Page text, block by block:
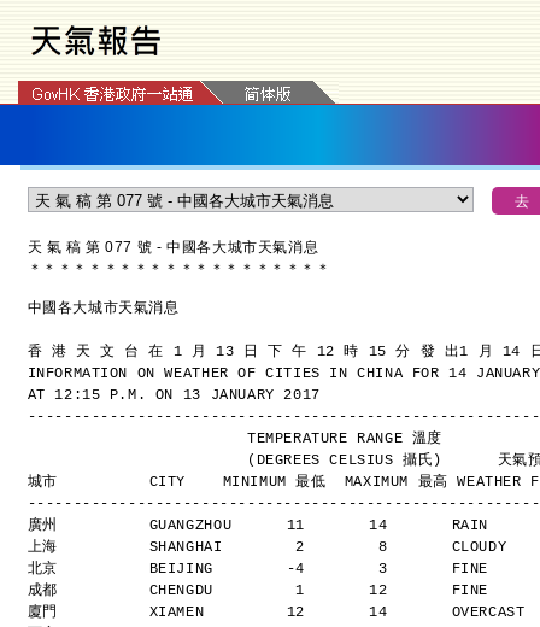
天 氣 稿 第 077 號 - 中國各大城市天氣消息
＊ ＊ ＊ ＊ ＊ ＊ ＊ ＊ ＊ ＊ ＊ ＊ ＊ ＊ ＊ ＊ ＊ ＊ ＊ ＊
中國各大城市天氣消息
香 港 天 文 台 在 1 月 13 日 下 午 12 時 15 分 發 出1 月 14
INFORMATION ON WEATHER OF CITIES IN CHINA FOR 14
AT 12:15 P.M. ON 13 JANUARY 2017
                        TEMPERATURE RANGE 溫度
(DEGREES CELSIUS 攝氏)      天氣
城市          CITY    MINIMUM 最低  MAXIMUM 最高 WEATHER
廣州          GUANGZHOU      11       14       RAIN
上海          SHANGHAI        2        8       CLOUDY
北京          BEIJING        -4        3       FINE
成都          CHENGDU         1       12       FINE
廈門          XIAMEN         12       14       OVERCAST